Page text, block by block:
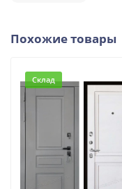
Похожие товары
Склад